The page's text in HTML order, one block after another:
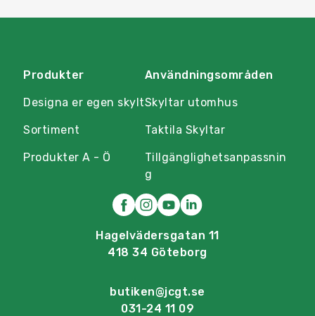
Produkter
Designa er egen skylt
Sortiment
Produkter A - Ö
Användningsområden
Skyltar utomhus
Taktila Skyltar
Tillgänglighetsanpassnin
g
Hagelvädersgatan 11
418 34 Göteborg
butiken@jcgt.se
031-24 11 09